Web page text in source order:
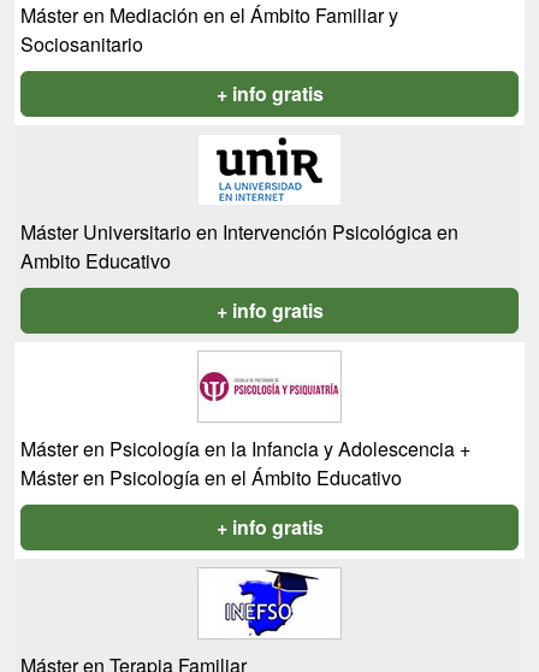
Máster en Mediación en el Ámbito Familiar y
Sociosanitario
+ info gratis
Máster Universitario en Intervención Psicológica en
Ambito Educativo
+ info gratis
Máster en Psicología en la Infancia y Adolescencia +
Máster en Psicología en el Ámbito Educativo
+ info gratis
Máster en Terapia Familiar